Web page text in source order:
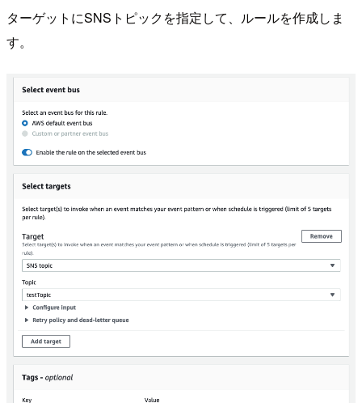
ターゲットにSNSトピックを指定して、ルールを作成しま
す。